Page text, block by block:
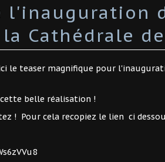
l'inauguration
Cathédrale
le teaser magnifique pour
belle réalisation !
! Pour cela recopiez le lien ci